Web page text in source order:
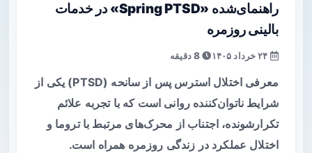
راهنمای‌شده «Spring PTSD» در خدمات
بالینی روزمره
8 دقیقه
معرفی اختلال استرس پس از سانحه (PTSD) یکی از
شرایط ناتوان‌کننده روانی است که با تجربه علائم
تکرارشونده، اجتناب از محرک‌های مرتبط با تروما و
اختلال عملکرد در زندگی روزمره همراه است.